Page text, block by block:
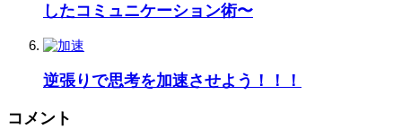
したコミュニケーション術〜
逆張りで思考を加速させよう！！！
コメント